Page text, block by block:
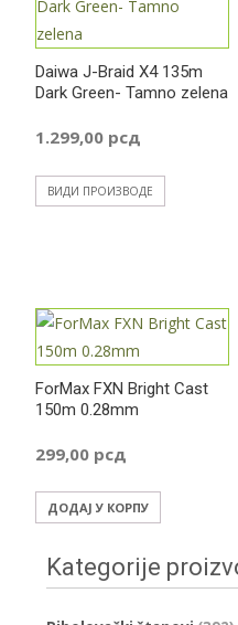
Daiwa J-Braid X4 135m
Dark Green- Tamno zelena
1.299,00 рсд
ВИДИ ПРОИЗВОДЕ
ForMax FXN Bright Cast
150m 0.28mm
299,00 рсд
ДОДАЈ У КОРПУ
Kategorije